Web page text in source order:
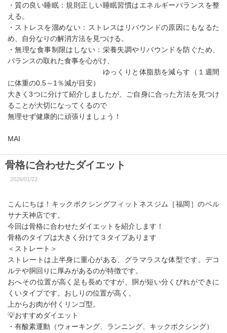
・質の良い睡眠：規則正しい睡眠習慣はエネルギーバランスを整
える。
・ストレスを溜めない：ストレスはリバウンドの原因にもなるた
め、自分なりの解消方法を見つける。
・無理な食事制限はしない：栄養失調やリバウンドを防ぐため、
バランスの取れた食事を心がけ、
ゆっくりと体脂肪を減らす（１週間
に体重の0.5～1％減が目安）
大きく3つに分けて紹介しましたが、ご自身に合った方法を見つけ
ることが大切になってくるので
無理せず健康的に頑張りましょう！
MAI
骨格に合わせたダイエット
2026/01/22
こんにちは！キックボクシングフィットネスジム［福岡］のベル
サナ天神店です。
今回は骨格に合わせたダイエットを紹介します！
骨格のタイプは大きく分けて３タイプあります
＜ストレート＞
ストレートは上半身に重心がある、グラマラスな体型です。デコ
ルテや胴回りに厚みがあるのが特徴です。
おへその位置が高く足も長めですが、胴が短い分くびれができに
くいタイプです。おしりの位置が高く、
上からお肉が付くリンゴ型。
💡おすすめダイエット
・有酸素運動（ウォーキング、ランニング、キックボクシング）